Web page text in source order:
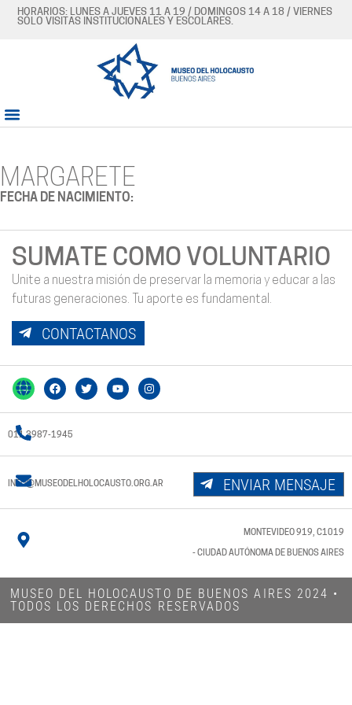
HORARIOS: LUNES A JUEVES 11 A 19 / DOMINGOS 14 A 18 / VIERNES
SÓLO VISITAS INSTITUCIONALES Y ESCOLARES.
MARGARETE
FECHA DE NACIMIENTO:
SUMATE COMO VOLUNTARIO
Unite a nuestra misión de preservar la memoria y educar a las
futuras generaciones. Tu aporte es fundamental.
CONTACTANOS
011 3987-1945
INFO@MUSEODELHOLOCAUSTO.ORG.AR ENVIAR MENSAJE
MONTEVIDEO 919, C1019
- CIUDAD AUTÓNOMA DE BUENOS AIRES
MUSEO DEL HOLOCAUSTO DE BUENOS AIRES 2024​ •
TODOS LOS DERECHOS RESERVADOS